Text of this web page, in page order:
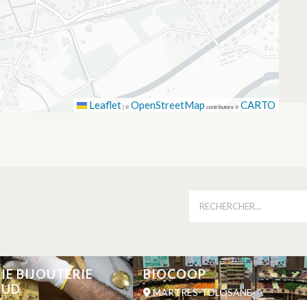
Leaflet |©OpenStreetMap contributors ©CARTO
BIJOUTERIE
BIOCOOP
MARTRES-TOLOSANE